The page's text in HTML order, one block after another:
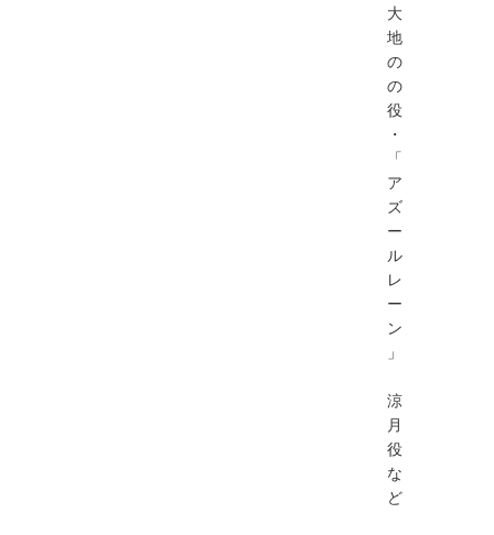
大
地
の
の
役
・
「
ア
ズ
ー
ル
レ
ー
ン
」
涼
月
役
な
ど